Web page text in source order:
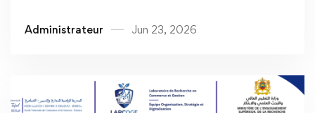
Administrateur Jun 23, 2026